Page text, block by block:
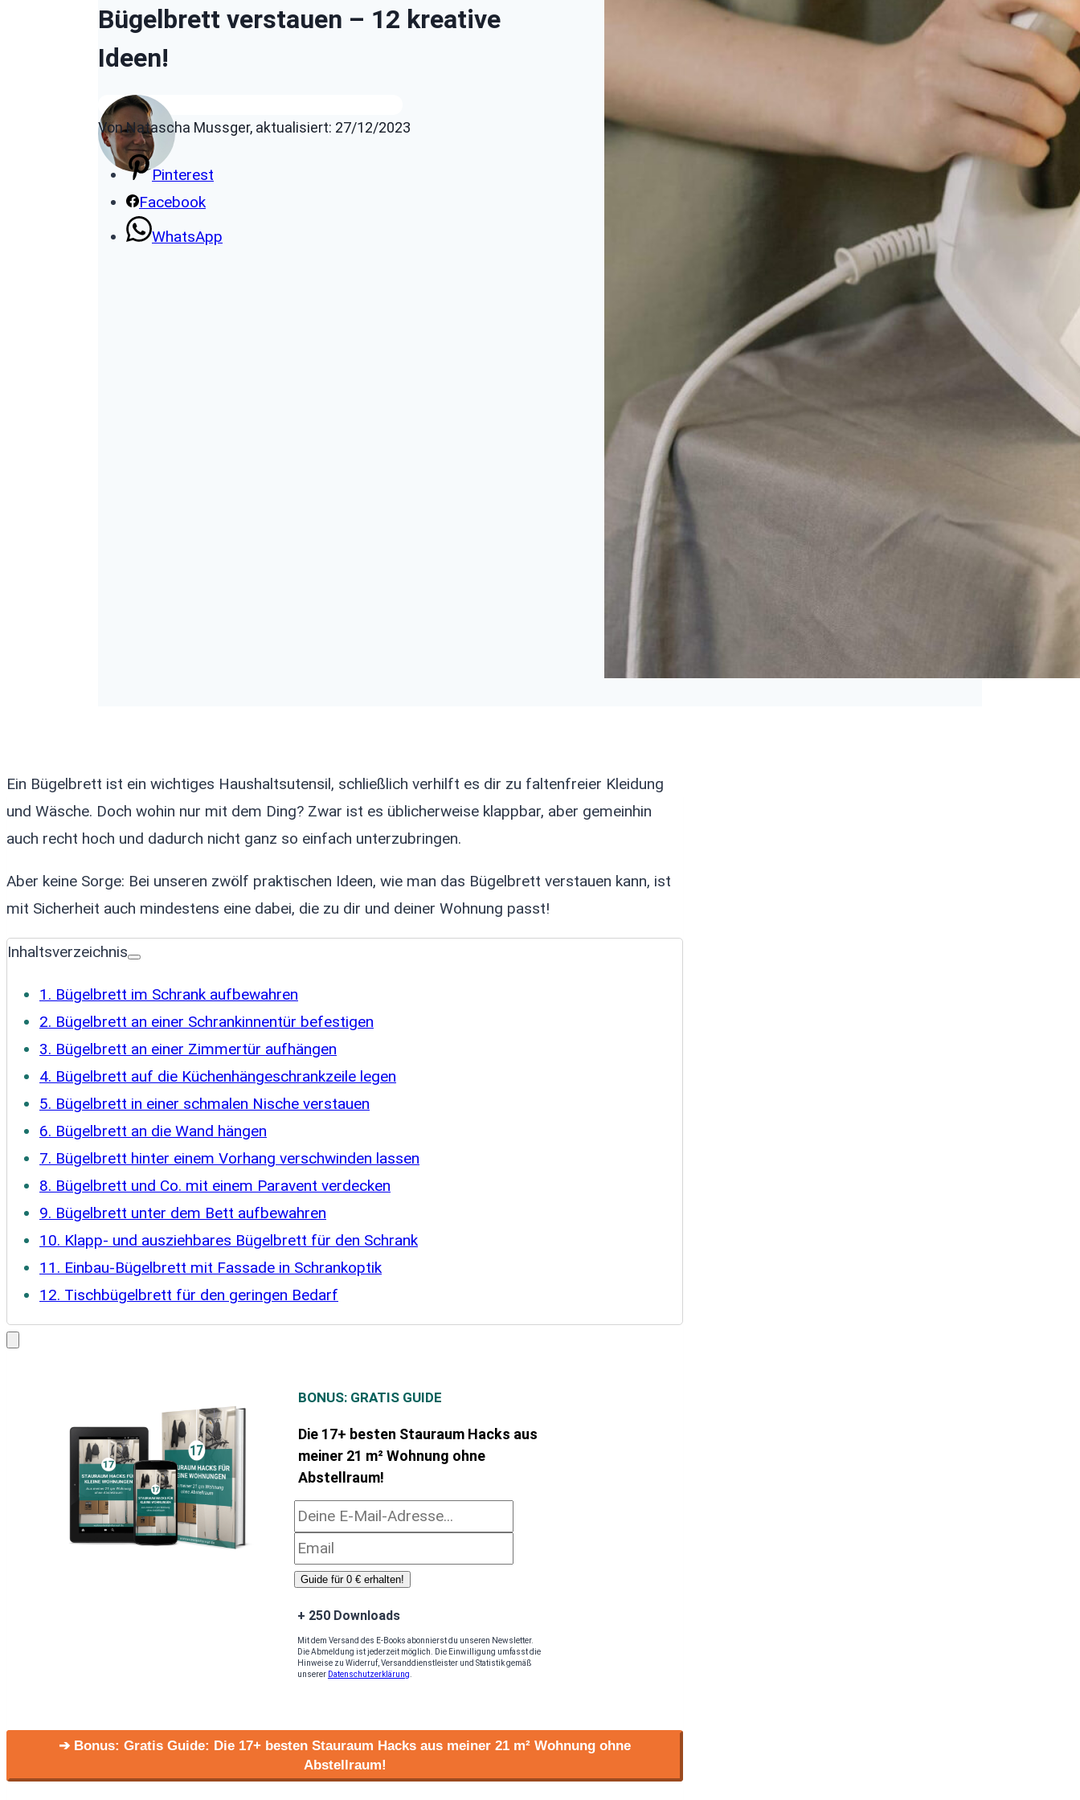
Bügelbrett verstauen – 12 kreative
Ideen!
Von Natascha Mussger, aktualisiert: 27/12/2023
Pinterest
Facebook
WhatsApp
Ein Bügelbrett ist ein wichtiges Haushaltsutensil, schließlich verhilft es dir zu faltenfreier Kleidung
und Wäsche. Doch wohin nur mit dem Ding? Zwar ist es üblicherweise klappbar, aber gemeinhin
auch recht hoch und dadurch nicht ganz so einfach unterzubringen.
Aber keine Sorge: Bei unseren zwölf praktischen Ideen, wie man das Bügelbrett verstauen kann, ist
mit Sicherheit auch mindestens eine dabei, die zu dir und deiner Wohnung passt!
Inhaltsverzeichnis
1. Bügelbrett im Schrank aufbewahren
2. Bügelbrett an einer Schrankinnentür befestigen
3. Bügelbrett an einer Zimmertür aufhängen
4. Bügelbrett auf die Küchenhängeschrankzeile legen
5. Bügelbrett in einer schmalen Nische verstauen
6. Bügelbrett an die Wand hängen
7. Bügelbrett hinter einem Vorhang verschwinden lassen
8. Bügelbrett und Co. mit einem Paravent verdecken
9. Bügelbrett unter dem Bett aufbewahren
10. Klapp- und ausziehbares Bügelbrett für den Schrank
11. Einbau-Bügelbrett mit Fassade in Schrankoptik
12. Tischbügelbrett für den geringen Bedarf
BONUS: GRATIS GUIDE
Die 17+ besten Stauraum Hacks aus
meiner 21 m² Wohnung ohne
Abstellraum!
Guide für 0 € erhalten!
+ 250 Downloads
Mit dem Versand des E-Books abonnierst du unseren Newsletter.
Die Abmeldung ist jederzeit möglich. Die Einwilligung umfasst die
Hinweise zu Widerruf, Versanddienstleister und Statistik gemäß
unserer Datenschutzerklärung
➔ Bonus: Gratis Guide: Die 17+ besten Stauraum Hacks aus meiner 21 m² Wohnung ohne
Abstellraum!